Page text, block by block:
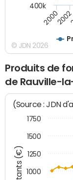
20002002
400k
© JDN 2026
Produits de
de Rauville-
(Source : JDN
1000
1250
1500
1750